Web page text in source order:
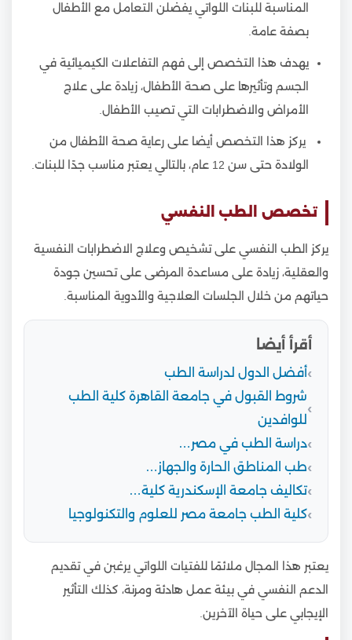
المناسبة للبنات اللواتي يفضلن التعامل مع الأطفال
بصفة عامة.
يهدف هذا التخصص إلى فهم التفاعلات الكيميائية في
الجسم وتأثيرها على صحة الأطفال، زيادة على علاج
الأمراض والاضطرابات التي تصيب الأطفال.
يركز هذا التخصص أيضا على رعاية صحة الأطفال من
الولادة حتى سن 12 عام، بالتالي يعتبر مناسب جدًا للبنات.
تخصص الطب النفسي
يركز الطب النفسي على تشخيص وعلاج الاضطرابات النفسية
والعقلية، زيادة على مساعدة المرضى على تحسين جودة
حياتهم من خلال الجلسات العلاجية والأدوية المناسبة.
أقرأ أيضا
أفضل الدول لدراسة الطب
شروط القبول في جامعة القاهرة كلية الطب
للوافدين
دراسة الطب في مصر…
طب المناطق الحارة والجهاز…
تكاليف جامعة الإسكندرية كلية…
كلية الطب جامعة مصر للعلوم والتكنولوجيا
يعتبر هذا المجال ملائمًا للفتيات اللواتي يرغبن في تقديم
الدعم النفسي في بيئة عمل هادئة ومرنة، كذلك التأثير
الإيجابي على حياة الآخرين.